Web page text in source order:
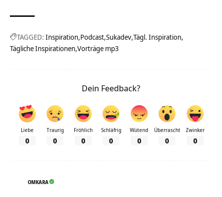
TAGGED: Inspiration Podcast Sukadev Tägl. Inspiration
Tägliche Inspirationen Vorträge mp3
Dein Feedback?
Liebe
0
Traurig
0
Fröhlich
0
Schläfrig
0
Wütend
0
Überrascht
0
Zwinker
0
OMKARA